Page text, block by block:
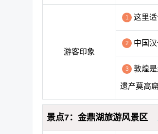
游客印象
1 这里
2 中国
3 敦煌
遗产莫高
景点7：金鼎湖旅游风景区